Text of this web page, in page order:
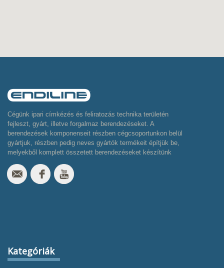
Cégünk ipari címkézés és feliratozás technika területén
fejleszt, gyárt, illetve forgalmaz berendezéseket. A
berendezések komponenseit részben cégcsoportunkon belül
gyártjuk, részben pedig neves gyártók termékeit építjük be,
melyekből komplett összetett berendezéseket készítünk
Kategóriák